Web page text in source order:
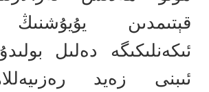
قېتىمدىن
ئىكەنلىكىگە دەلىل
ئىبنى زەيد